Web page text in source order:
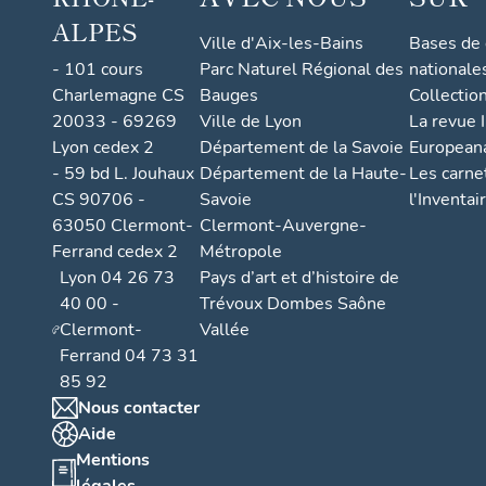
ALPES
- 101 cours
Charlemagne CS
20033 - 69269
Lyon cedex 2
- 59 bd L. Jouhaux
CS 90706 -
63050 Clermont-
Ferrand cedex 2
Lyon 04 26 73
40 00 -
Clermont-
Ferrand 04 73 31
85 92
Nous contacter
Aide
Mentions
Ville d'Aix-les-Bains
Parc Naturel Régional des
Bauges
Ville de Lyon
Département de la Savoie
Département de la Haute-
Savoie
Clermont-Auvergne-
Métropole
Pays d’art et d’histoire de
Trévoux Dombes Saône
Vallée
Bases
La revue
Les